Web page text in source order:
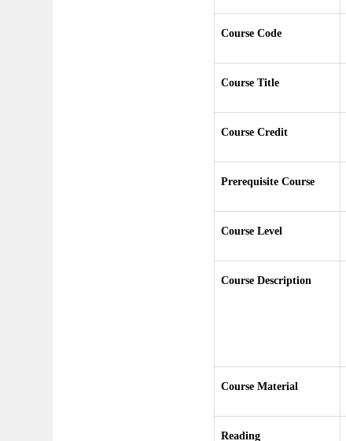
Course Code
Course Title
Course Credit
Prerequisite Course
Course Level
Course Description
Course Material
Reading